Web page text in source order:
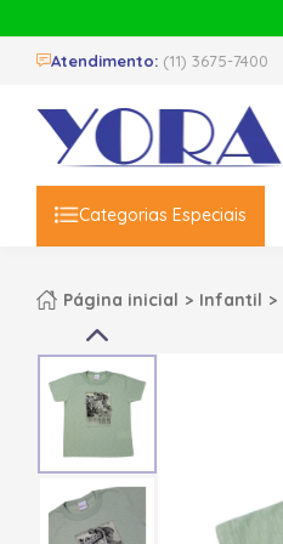
Atendimento: (11) 3675-7400
Categorias Especiais
Página inicial Infantil